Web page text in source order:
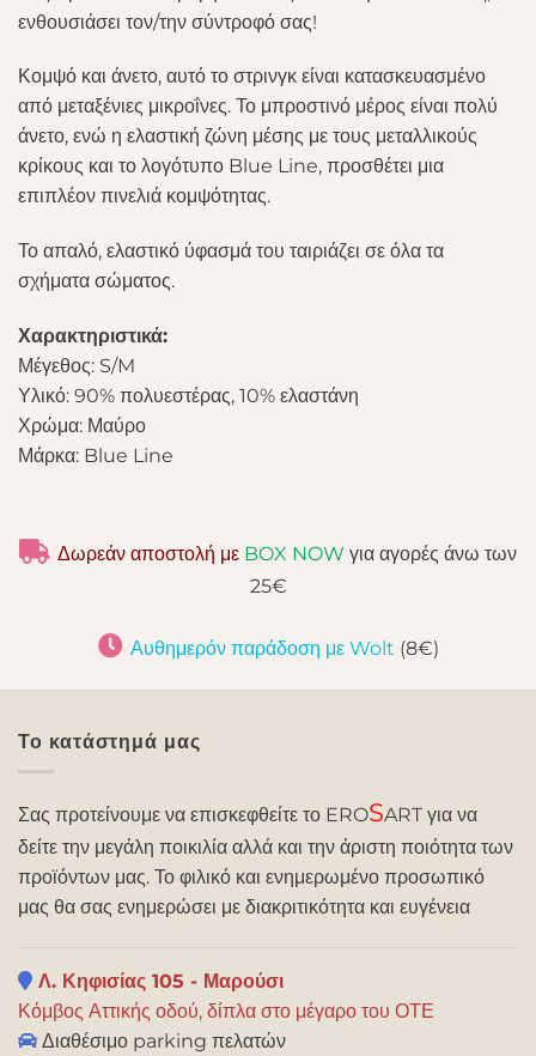
ενθουσιάσει τον/την σύντροφό σας!
Κομψό και άνετο, αυτό το στρινγκ είναι κατασκευασμένο
από μεταξένιες μικροΐνες. Το μπροστινό μέρος είναι πολύ
άνετο, ενώ η ελαστική ζώνη μέσης με τους μεταλλικούς
κρίκους και το λογότυπο Blue Line, προσθέτει μια
επιπλέον πινελιά κομψότητας.
Το απαλό, ελαστικό ύφασμά του ταιριάζει σε όλα τα
σχήματα σώματος.
Χαρακτηριστικά:
Μέγεθος: S/M
Υλικό: 90% πολυεστέρας, 10% ελαστάνη
Χρώμα: Μαύρο
Μάρκα: Blue Line
Δωρεάν αποστολή με BOX NOW για αγορές άνω των
25€
Αυθημερόν παράδοση με Wolt (8€)
Το κατάστημά μας
Σας προτείνουμε να επισκεφθείτε το EROSART για να
δείτε την μεγάλη ποικιλία αλλά και την άριστη ποιότητα των
προϊόντων μας. Το φιλικό και ενημερωμένο προσωπικό
μας θα σας ενημερώσει με διακριτικότητα και ευγένεια
Λ. Κηφισίας 105 - Μαρούσι
Κόμβος Αττικής οδού, δίπλα στο μέγαρο του ΟΤΕ
Διαθέσιμο parking πελατών